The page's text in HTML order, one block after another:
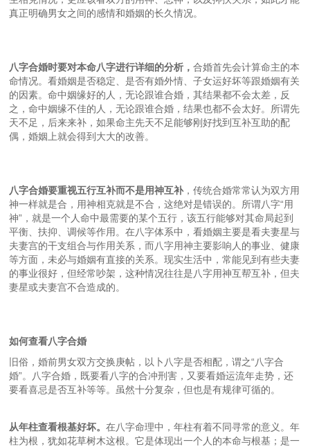
真正明确男女之间的感情和婚姻的长久情况。
八字合婚时要对本命八字进行详细的分析 ，合婚首先会计算命主的本
命情况。看婚姻是否稳定、是否有婚外情、子女运好坏等跟婚姻有关
的因素。命中姻缘好的人，无论跟谁合婚，其结果都不会太差，反
之，命中姻缘不佳的人，无论跟谁合婚，结果也都不会太好。所谓先
天不足，后来来补，如果命主先天不足能够刚好找到互补互助的配
偶，婚姻上就会得到大大的改善。
八字合婚要重视五行互补而不是用神互补，传统合婚常常认为双方用
神一样就是合，用神相克就是不合，这绝对是错误的。所谓八字“用
神”，就是一个人命中最需要的某个五行，该五行能够对其命局起到
平衡、扶抑、调候等作用。在八字体系中，看婚姻主要是看夫妻星与
夫妻宫的干支组合与作用关系，而八字用神主要影响人的事业、健康
等方面，未必与婚姻有直接的关系。现实生活中，常能见到有些夫妻
的事业很好，但经常吵架，这种情况往往是八字用神互帮互补，但夫
妻星或夫妻宫不合造成的。
如何查看八字合婚
旧俗，婚前男女双方交换庚帖，以卜八字是否相配，谓之“八字合
婚”。八字合婚，既要看八字的合冲刑害，又要看婚运流年走势，还
要看喜忌是否互补等等。虽然十分复杂，但也是有规律可循的。
从年柱查看根基好坏。在八字命理中，年柱有着不同寻常的意义。年
柱为根，犹如花草树木这根。它是体现出一个人的本命与根基；是一